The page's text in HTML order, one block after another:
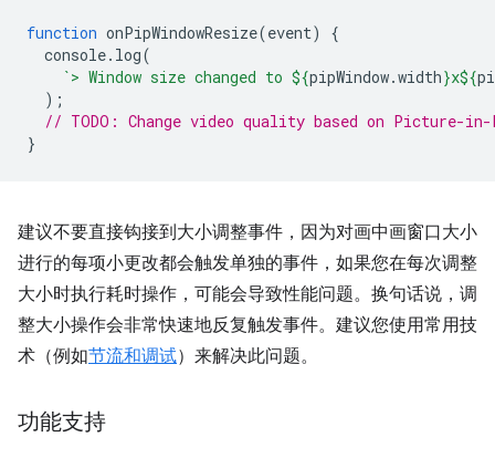
function onPipWindowResize(event)
{
console. log(
`> Window size changed to ${pipWindow.width}x${
);
// TODO: Change video quality based on Picture-
}
建议不要直接钩接到大小调整事件，因为对画中画窗口大小
进行的每项小更改都会触发单独的事件，如果您在每次调整
大小时执行耗时操作，可能会导致性能问题。换句话说，调
整大小操作会非常快速地反复触发事件。建议您使用常用技
术（例如节流和调试）来解决此问题。
功能支持